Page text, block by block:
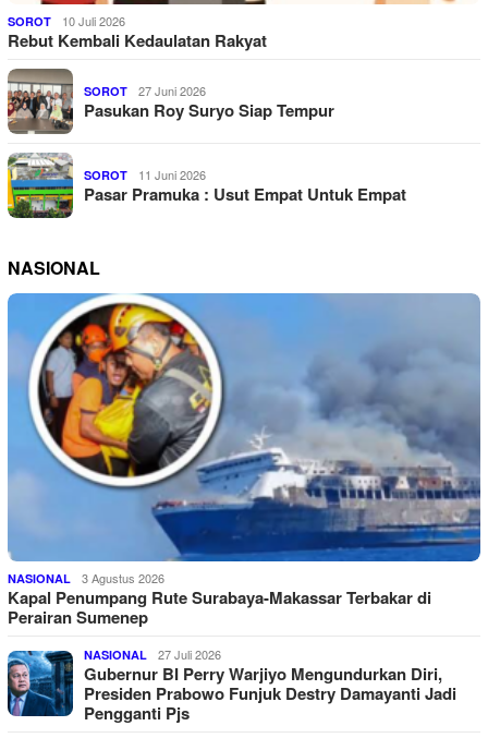
SOROT 10 Juli 2026
Rebut Kembali Kedaulatan Rakyat
SOROT 27 Juni 2026
Pasukan Roy Suryo Siap Tempur
SOROT 11 Juni 2026
Pasar Pramuka : Usut Empat Untuk Empat
NASIONAL
NASIONAL 3 Agustus 2026
Kapal Penumpang Rute Surabaya-Makassar Terbakar di
Perairan Sumenep
NASIONAL 27 Juli 2026
Gubernur BI Perry Warjiyo Mengundurkan Diri,
Presiden Prabowo Funjuk Destry Damayanti Jadi
Pengganti Pjs